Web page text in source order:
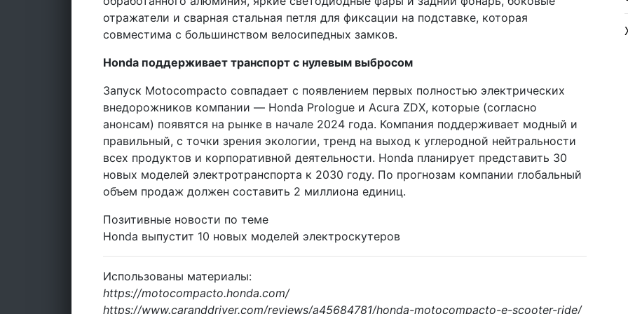
отражатели и сварная стальная петля для фиксации на подставке, которая
совместима с большинством велосипедных замков.
Honda поддерживает транспорт с нулевым выбросом
Запуск Motocompacto совпадает с появлением первых полностью электрических
внедорожников компании — Honda Prologue и Acura ZDX, которые (согласно
анонсам) появятся на рынке в начале 2024 года. Компания поддерживает модный и
правильный, с точки зрения экологии, тренд на выход к углеродной нейтральности
всех продуктов и корпоративной деятельности. Honda планирует представить 30
новых моделей электротранспорта к 2030 году. По прогнозам компании глобальный
объем продаж должен составить 2 миллиона единиц.
Позитивные новости по теме
Honda выпустит 10 новых моделей электроскутеров
Использованы материалы:
https://motocompacto.honda.com/
https://www.caranddriver.com/reviews/a45684781/honda-motocompacto-e-scooter-ride/